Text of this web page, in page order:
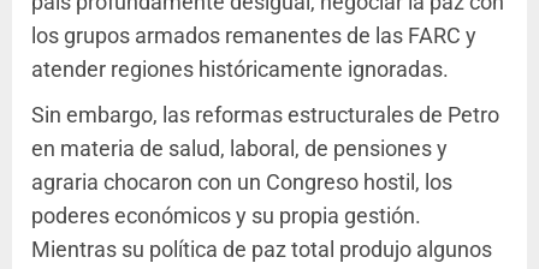
los grupos armados remanentes de las FARC y
atender regiones históricamente ignoradas.
Sin embargo, las reformas estructurales de Petro
en materia de salud, laboral, de pensiones y
agraria chocaron con un Congreso hostil, los
poderes económicos y su propia gestión.
Mientras su política de paz total produjo algunos